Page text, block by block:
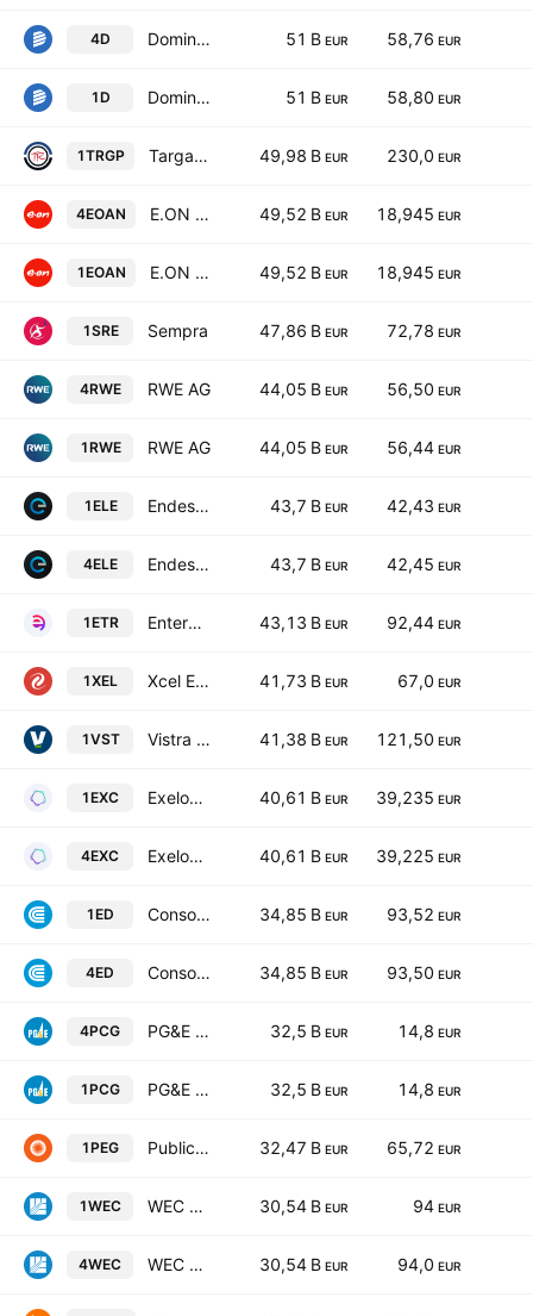
4D Dominion Energy Inc 51 B EUR 58,76 EUR
1D Dominion Energy Inc 51 B EUR 58,80 EUR
1TRGP Targa Resources Corp. 49,98 B EUR 230,0 EUR
4EOAN E.ON SE 49,52 B EUR 18,945 EUR
1EOAN E.ON SE 49,52 B EUR 18,945 EUR
1SRE Sempra 47,86 B EUR 72,78 EUR
4RWE RWE AG 44,05 B EUR 56,50 EUR
1RWE RWE AG 44,05 B EUR 56,44 EUR
1ELE Endesa S.A. 43,7 B EUR 42,43 EUR
4ELE Endesa S.A. 43,7 B EUR 42,45 EUR
1ETR Entergy Corporation 43,13 B EUR 92,44 EUR
1XEL Xcel Energy Inc. 41,73 B EUR 67,0 EUR
1VST Vistra Corp. 41,38 B EUR 121,50 EUR
1EXC Exelon Corporation 40,61 B EUR 39,235 EUR
4EXC Exelon Corporation 40,61 B EUR 39,225 EUR
1ED Consolidated Edison, Inc. 34,85 B EUR 93,52 EUR
4ED Consolidated Edison, Inc. 34,85 B EUR 93,50 EUR
4PCG PG&E Corporation 32,5 B EUR 14,8 EUR
1PCG PG&E Corporation 32,5 B EUR 14,8 EUR
1PEG Public Service Enterprise Group Inc 32,47 B EUR 65,72 EUR
1WEC WEC Energy Group Inc 30,54 B EUR 94 EUR
4WEC WEC Energy Group Inc 30,54 B EUR 94,0 EUR